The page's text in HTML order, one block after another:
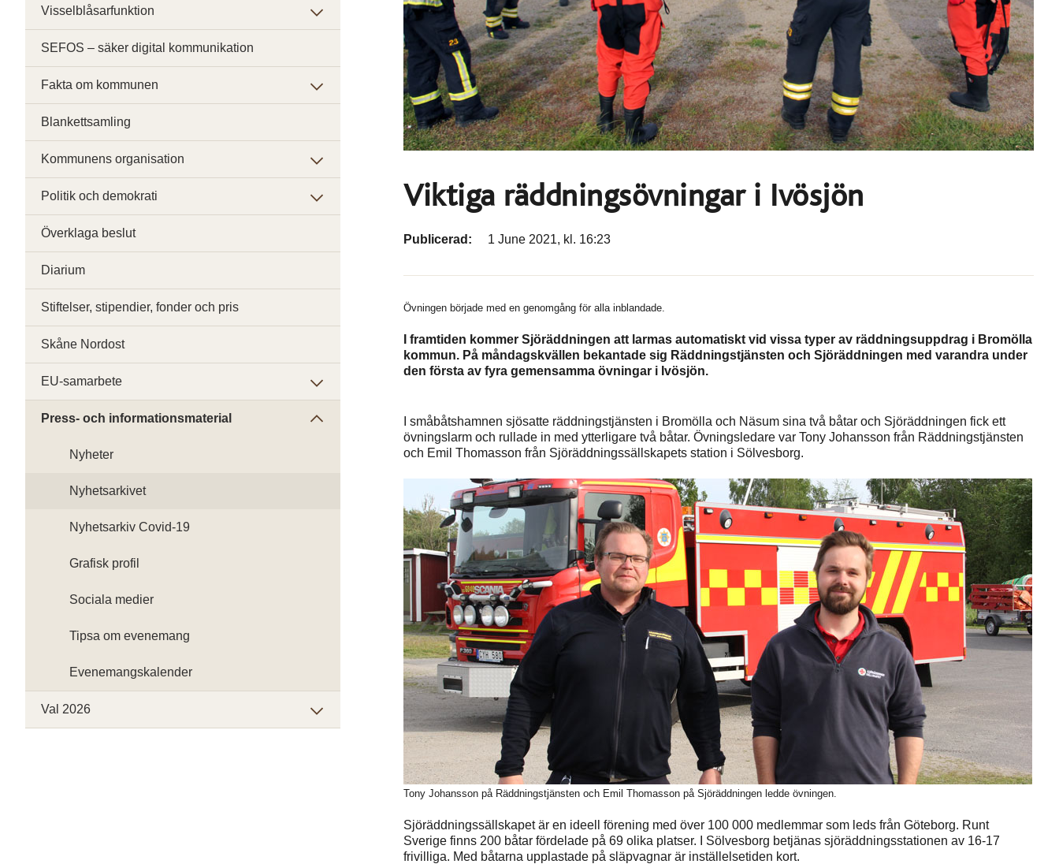
Viktiga räddningsövningar i Ivösjön
Publicerad: 1 June 2021, kl. 16:23
Övningen började med en genomgång för alla inblandade.
I framtiden kommer Sjöräddningen att larmas automatiskt vid vissa typer av räddningsuppdrag i Bromölla
kommun. På måndagskvällen bekantade sig Räddningstjänsten och Sjöräddningen med varandra under
den första av fyra gemensamma övningar i Ivösjön.
I småbåtshamnen sjösatte räddningstjänsten i Bromölla och Näsum sina två båtar och Sjöräddningen fick ett
övningslarm och rullade in med ytterligare två båtar. Övningsledare var Tony Johansson från Räddningstjänsten
och Emil Thomasson från Sjöräddningssällskapets station i Sölvesborg.
Tony Johansson på Räddningstjänsten och Emil Thomasson på Sjöräddningen ledde övningen.
Sjöräddningssällskapet är en ideell förening med över 100 000 medlemmar som leds från Göteborg. Runt
Sverige finns 200 båtar fördelade på 69 olika platser. I Sölvesborg betjänas sjöräddningsstationen av 16-17
frivilliga. Med båtarna upplastade på släpvagnar är inställelsetiden kort.
Visselblåsarfunktion
SEFOS – säker digital kommunikation
Fakta om kommunen
Blankettsamling
Kommunens organisation
Politik och demokrati
Överklaga beslut
Diarium
Stiftelser, stipendier, fonder och pris
Skåne Nordost
EU-samarbete
Press- och informationsmaterial
Nyheter
Nyhetsarkivet
Nyhetsarkiv Covid-19
Grafisk profil
Sociala medier
Tipsa om evenemang
Evenemangskalender
Val 2026